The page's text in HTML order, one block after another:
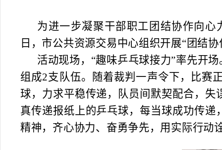
为进一步凝聚干部职工团结协作向
日，市公共资源交易中心组织开展“团结
活动现场， “趣味乒乓球接力”率先开
组成2支队伍。随着裁判一声令下，比赛
球，力求平稳传递，队员间默契配合，
真传递报纸上的乒乓球，每当球成功传
精神，齐心协力、奋勇争先，用实际行动